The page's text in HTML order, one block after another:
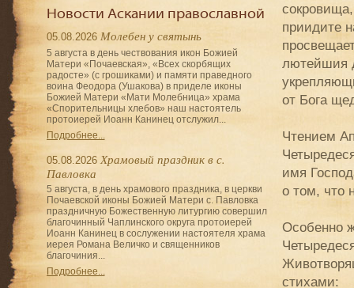
приидите
лютейшия
от Бога
Чтением
имя
о том, что
Особенно
стихами:
Новости Аскании православной
05.08.2026 Молебен у святынь
5 августа в день чествования икон Божией
Матери «Почаевская», «Всех скорбящих
радосте» (с грошиками) и памяти праведного
воина Феодора (Ушакова) в приделе иконы
Божией Матери «Мати Молебница» храма
«Спорительницы хлебов» наш настоятель
протоиерей Иоанн Канинец отслужил...
Подробнее...
05.08.2026 Храмовый праздник в с.
Павловка
5 августа, в день храмового праздника, в церкви
Почаевской иконы Божией Матери с. Павловка
праздничную Божественную литургию совершил
благочинный Чаплинского округа протоиерей
Иоанн Канинец в сослужении настоятеля храма
иерея Романа Величко и священников
благочиния...
Подробнее...